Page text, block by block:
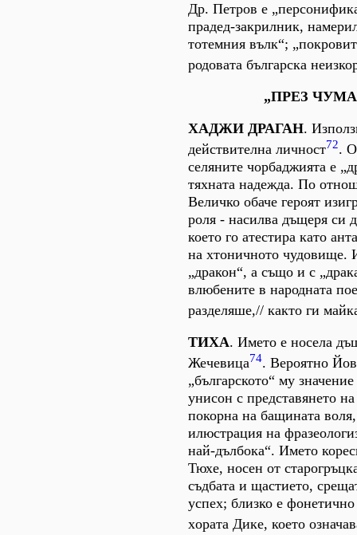
Др. Петров е
прадед-закрилник,
тотемния вълк“;
родовата българска
„ПРЕЗ
ХАДЖИ ДРАГАН.
действителна личност72.
селяните чорбаджията е
тяхната надежда. По
Величко обаче героят
роля - насилва дъщеря си
което го атестира като
на хтоничното чудовище.
„дракон“, а също и с
влюбените в народната
разделяше,// както ги
ТИХА. Името е носела
Жечевица74. Вероятно
„българското“ му значение
унисон с представянето
покорна на бащината
илюстрация на
най-дълбока“. Името
Тюхе, носен от
съдбата и щастието,
успех; близко е
хoрата Дике, което